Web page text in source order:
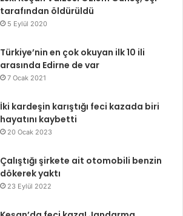
tarafından öldürüldü
5 Eylül 2020
Türkiye’nin en çok okuyan ilk 10 ili
arasında Edirne de var
7 Ocak 2021
İki kardeşin karıştığı feci kazada biri
hayatını kaybetti
20 Ocak 2023
Çalıştığı şirkete ait otomobili benzin
dökerek yaktı
23 Eylül 2022